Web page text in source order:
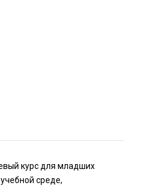
курс для младших
среде,